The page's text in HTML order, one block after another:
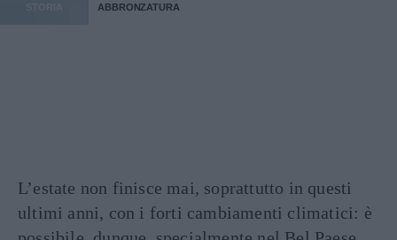
ABBRONZATURA
L’estate non finisce mai, soprattutto in questi
ultimi anni, con i forti cambiamenti climatici: è